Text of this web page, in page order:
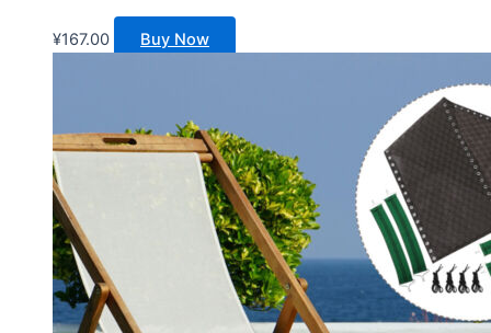
¥167.00 Buy Now